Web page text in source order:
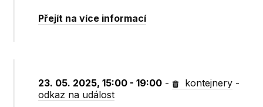
Přejít na více informací
23. 05. 2025, 15:00 - 19:00 - kontejnery -
odkaz na událost